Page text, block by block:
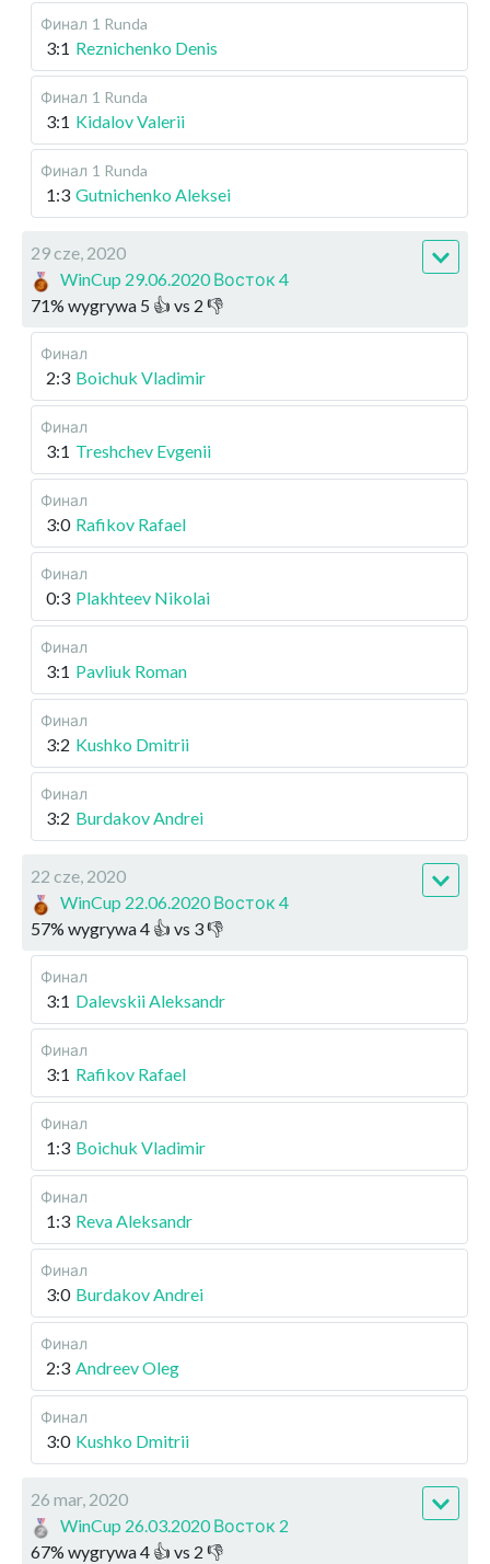
Финал 1 Runda
3:1 Reznichenko Denis
Финал 1 Runda
3:1 Kidalov Valerii
Финал 1 Runda
1:3 Gutnichenko Aleksei
29 cze, 2020
WinCup 29.06.2020 Восток 4
71% wygrywa 5 👍 vs 2 👎
Финал
2:3 Boichuk Vladimir
Финал
3:1 Treshchev Evgenii
Финал
3:0 Rafikov Rafael
Финал
0:3 Plakhteev Nikolai
Финал
3:1 Pavliuk Roman
Финал
3:2 Kushko Dmitrii
Финал
3:2 Burdakov Andrei
22 cze, 2020
WinCup 22.06.2020 Восток 4
57% wygrywa4 👍 vs 3👎
Финал
3:1 Dalevskii Aleksandr
Финал
3:1 Rafikov Rafael
Финал
1:3 Boichuk Vladimir
Финал
1:3 Reva Aleksandr
Финал
3:0 Burdakov Andrei
Финал
2:3 Andreev Oleg
Финал
3:0 Kushko Dmitrii
26 mar, 2020
WinCup 26.03.2020 Восток 2
67% wygrywa4 👍 vs 2 👎